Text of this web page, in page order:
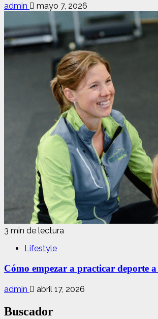
admin mayo 7, 2026
3 min de lectura
Lifestyle
Cómo empezar a practicar deporte
admin abril 17, 2026
Buscador